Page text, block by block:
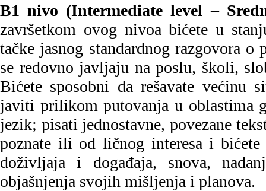
B1 nivo (Intermediate level –
završetkom ovog nivoa bićete u
tačke jasnog standardnog razgovora o
se redovno javljaju na poslu, školi,
Bićete sposobni da rešavate većinu
javiti prilikom putovanja u oblastima
jezik; pisati jednostavne, povezane
poznate ili od ličnog interesa i
doživljaja i događaja, snova,
objašnjenja svojih mišljenja i planova.